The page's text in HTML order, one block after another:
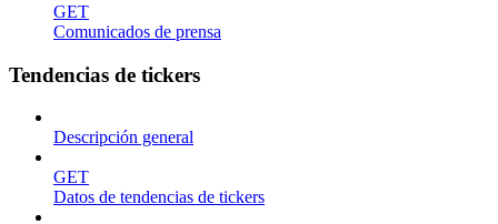
GET
Comunicados de prensa
Tendencias de tickers
Descripción general
GET
Datos de tendencias de tickers